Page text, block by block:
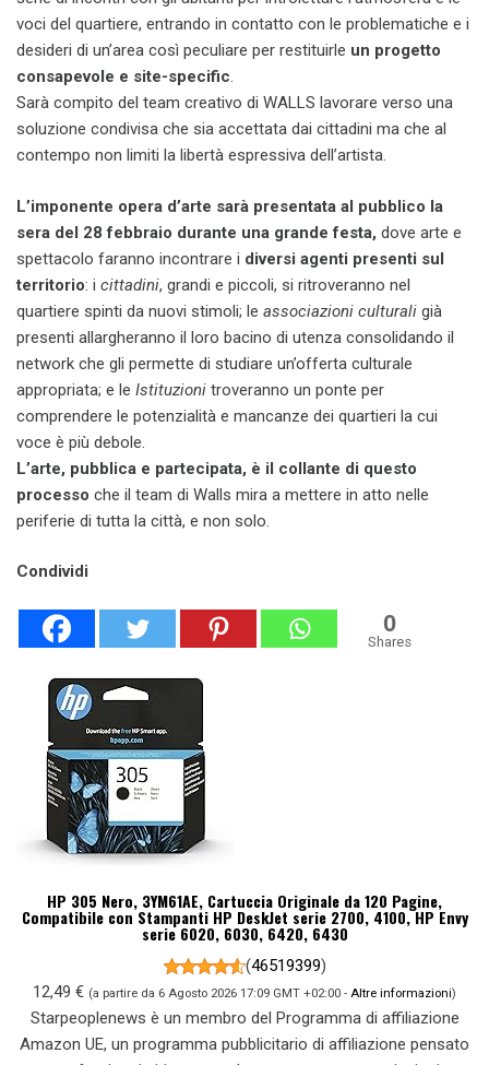
voci del quartiere, entrando in contatto con le problematiche e i
desideri di un’area così peculiare per restituirle un progetto
consapevole e site-specific.
Sarà compito del team creativo di WALLS lavorare verso una
soluzione condivisa che sia accettata dai cittadini ma che al
contempo non limiti la libertà espressiva dell’artista.
L’imponente opera d’arte sarà presentata al pubblico la
sera del 28 febbraio durante una grande festa, dove arte e
spettacolo faranno incontrare i diversi agenti presenti sul
territorio: i cittadini, grandi e piccoli, si ritroveranno nel
quartiere spinti da nuovi stimoli; le associazioni culturali già
presenti allargheranno il loro bacino di utenza consolidando il
network che gli permette di studiare un’offerta culturale
appropriata; e le Istituzioni troveranno un ponte per
comprendere le potenzialità e mancanze dei quartieri la cui
voce è più debole.
L’arte, pubblica e partecipata, è il collante di questo
processo che il team di Walls mira a mettere in atto nelle
periferie di tutta la città, e non solo.
Condividi
0
Shares
HP 305 Nero, 3YM61AE, Cartuccia Originale da 120 Pagine,
Compatibile con Stampanti HP DeskJet serie 2700, 4100, HP Envy
serie 6020, 6030, 6420, 6430
(46519399)
12,49 € (a partire da 6 Agosto 2026 17:09 GMT +02:00 - Altre informazioni)
Starpeoplenews è un membro del Programma di affiliazione
Amazon UE, un programma pubblicitario di affiliazione pensato